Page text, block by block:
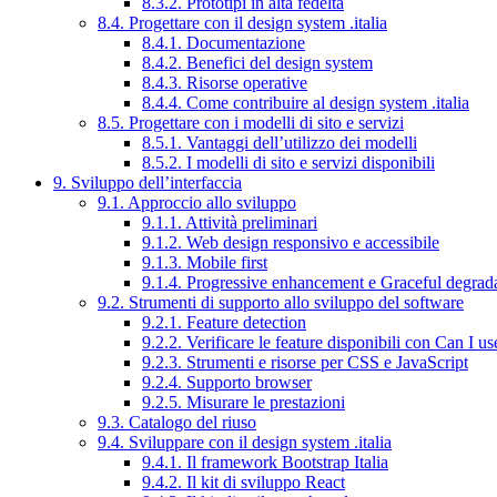
8.4. Progettare con il design system .italia
8.4.1. Documentazione
8.4.2. Benefici del design system
8.4.3. Risorse operative
8.4.4. Come contribuire al design system .italia
8.5. Progettare con i modelli di sito e servizi
8.5.1. Vantaggi dell’utilizzo dei modelli
8.5.2. I modelli di sito e servizi disponibili
9. Sviluppo dell’interfaccia
9.1. Approccio allo sviluppo
9.1.1. Attività preliminari
9.1.2. Web design responsivo e accessibile
9.1.3. Mobile first
9.1.4. Progressive enhancement e Graceful
9.2. Strumenti di supporto allo sviluppo del software
9.2.1. Feature detection
9.2.2. Verificare le feature disponibili con Can I
9.2.3. Strumenti e risorse per CSS e JavaScript
9.2.4. Supporto browser
9.2.5. Misurare le prestazioni
9.3. Catalogo del riuso
9.4. Sviluppare con il design system .italia
9.4.1. Il framework Bootstrap Italia
9.4.2. Il kit di sviluppo React